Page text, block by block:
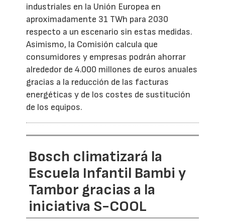
industriales en la Unión Europea en
aproximadamente 31 TWh para 2030
respecto a un escenario sin estas medidas.
Asimismo, la Comisión calcula que
consumidores y empresas podrán ahorrar
alrededor de 4.000 millones de euros anuales
gracias a la reducción de las facturas
energéticas y de los costes de sustitución
de los equipos.
Bosch climatizará la
Escuela Infantil Bambi y
Tambor gracias a la
iniciativa S-COOL